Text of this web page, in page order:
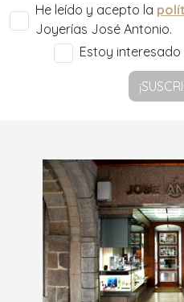
He leído y acepto la
Joyerías José Antonio.
Estoy